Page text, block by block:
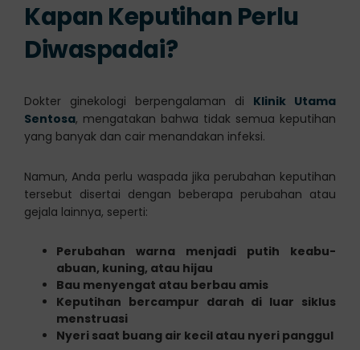
Kapan Keputihan Perlu
Diwaspadai?
Dokter ginekologi berpengalaman di Klinik Utama
Sentosa, mengatakan bahwa tidak semua keputihan
yang banyak dan cair menandakan infeksi.
Namun, Anda perlu waspada jika perubahan keputihan
tersebut disertai dengan beberapa perubahan atau
gejala lainnya, seperti:
Perubahan warna menjadi putih keabu-
abuan, kuning, atau hijau
Bau menyengat atau berbau amis
Keputihan bercampur darah di luar siklus
menstruasi
Nyeri saat buang air kecil atau nyeri panggul